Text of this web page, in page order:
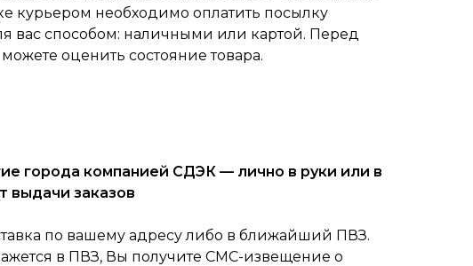
курьером необходимо оплатить посылку
вас способом: наличными или картой. Перед
оценить состояние товара.
города компанией СДЭК — лично в руки или в
выдачи заказов
по вашему адресу либо в ближайший ПВЗ.
в ПВЗ, Вы получите СМС-извещение о